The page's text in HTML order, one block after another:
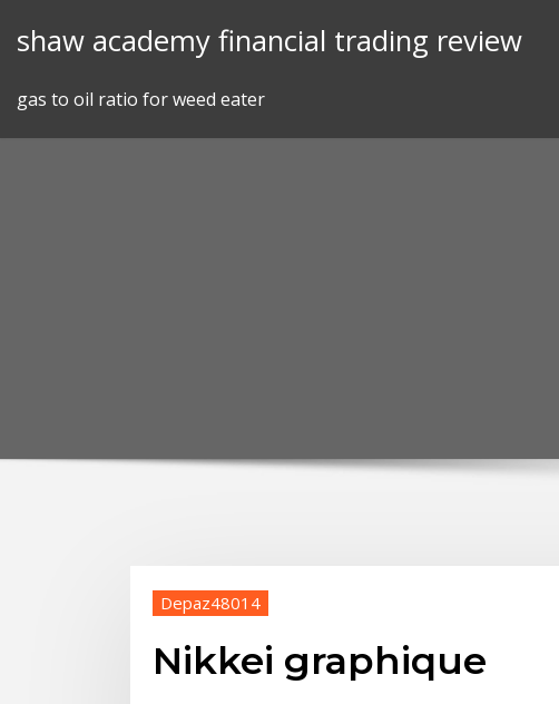
shaw academy financial trading review
gas to oil ratio for weed eater
Depaz48014
Nikkei graphique